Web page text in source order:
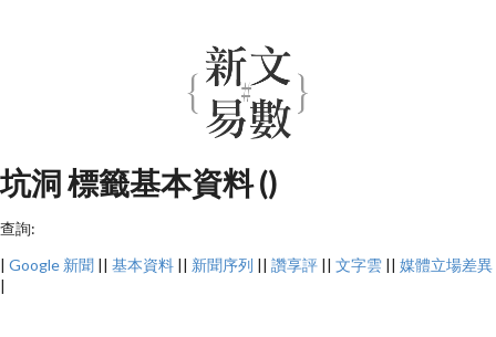
坑洞 標籤基本資料 ()
查詢:
| Google 新聞 || 基本資料 || 新聞序列 || 讚享評 || 文字雲 || 媒體立場差異
|